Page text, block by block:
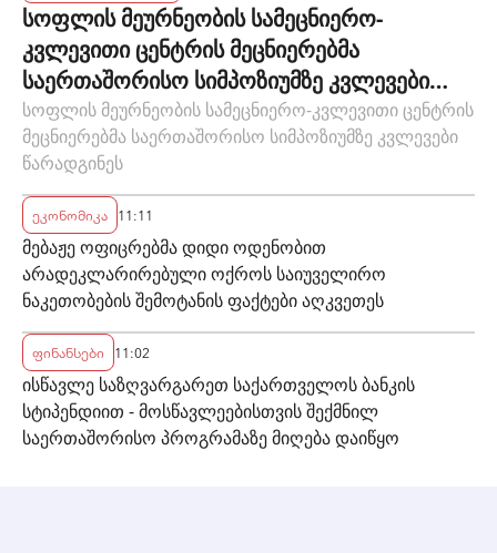
სოფლის მეურნეობის სამეცნიერო-
კვლევითი ცენტრის მეცნიერებმა
საერთაშორისო სიმპოზიუმზე კვლევები
წარადგინეს
სოფლის მეურნეობის სამეცნიერო-კვლევითი ცენტრის
მეცნიერებმა საერთაშორისო სიმპოზიუმზე კვლევები
წარადგინეს
ეკონომიკა 11:11
მებაჟე ოფიცრებმა დიდი ოდენობით
არადეკლარირებული ოქროს საიუველირო
ნაკეთობების შემოტანის ფაქტები აღკვეთეს
ფინანსები 11:02
ისწავლე საზღვარგარეთ საქართველოს ბანკის
სტიპენდიით - მოსწავლეებისთვის შექმნილ
საერთაშორისო პროგრამაზე მიღება დაიწყო